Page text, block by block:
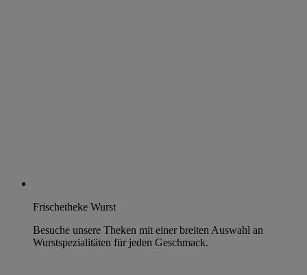
Frischetheke Wurst
Besuche unsere Theken mit einer breiten Auswahl an
Wurstspezialitäten für jeden Geschmack.